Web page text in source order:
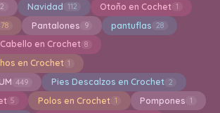
2 Navidad 112 Otoño en Cochet 1
78 Pantalones 9 pantuflas 28
en Crochet 8
en Crochet 1
449 Pies Descalzos en Crochet 2
5 Polos en Crochet 1 Pompones 1